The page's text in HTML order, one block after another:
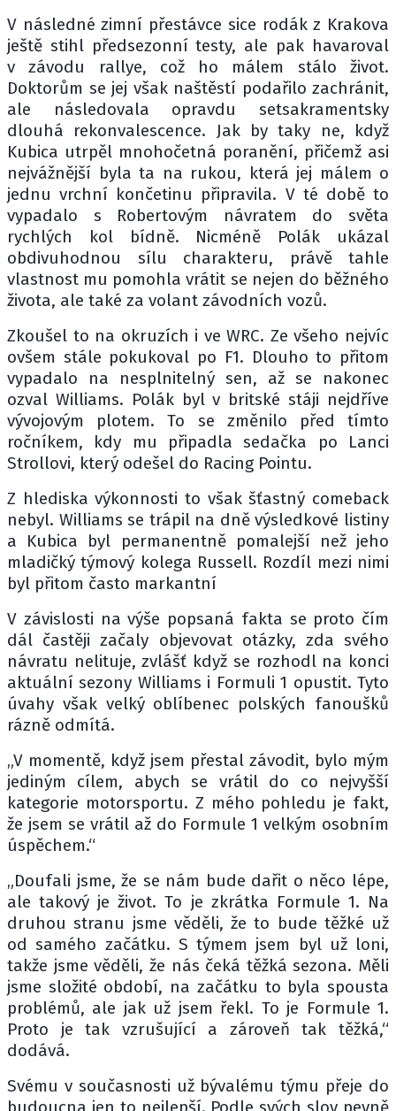
V následné zimní přestávce sice rodák z Krakova
ještě stihl předsezonní testy, ale pak havaroval
v závodu rallye, což ho málem stálo život.
Doktorům se jej však naštěstí podařilo zachránit,
ale následovala opravdu setsakramentsky
dlouhá rekonvalescence. Jak by taky ne, když
Kubica utrpěl mnohočetná poranění, přičemž asi
nejvážnější byla ta na rukou, která jej málem o
jednu vrchní končetinu připravila. V té době to
vypadalo s Robertovým návratem do světa
rychlých kol bídně. Nicméně Polák ukázal
obdivuhodnou sílu charakteru, právě tahle
vlastnost mu pomohla vrátit se nejen do běžného
života, ale také za volant závodních vozů.
Zkoušel to na okruzích i ve WRC. Ze všeho nejvíc
ovšem stále pokukoval po F1. Dlouho to přitom
vypadalo na nesplnitelný sen, až se nakonec
ozval Williams. Polák byl v britské stáji nejdříve
vývojovým plotem. To se změnilo před tímto
ročníkem, kdy mu připadla sedačka po Lanci
Strollovi, který odešel do Racing Pointu.
Z hlediska výkonnosti to však šťastný comeback
nebyl. Williams se trápil na dně výsledkové listiny
a Kubica byl permanentně pomalejší než jeho
mladičký týmový kolega Russell. Rozdíl mezi nimi
byl přitom často markantní
V závislosti na výše popsaná fakta se proto čím
dál častěji začaly objevovat otázky, zda svého
návratu nelituje, zvlášť když se rozhodl na konci
aktuální sezony Williams i Formuli 1 opustit. Tyto
úvahy však velký oblíbenec polských fanoušků
rázně odmítá.
„V momentě, když jsem přestal závodit, bylo mým
jediným cílem, abych se vrátil do co nejvyšší
kategorie motorsportu. Z mého pohledu je fakt,
že jsem se vrátil až do Formule 1 velkým osobním
úspěchem.“
„Doufali jsme, že se nám bude dařit o něco lépe,
ale takový je život. To je zkrátka Formule 1. Na
druhou stranu jsme věděli, že to bude těžké už
od samého začátku. S týmem jsem byl už loni,
takže jsme věděli, že nás čeká těžká sezona. Měli
jsme složité období, na začátku to byla spousta
problémů, ale jak už jsem řekl. To je Formule 1.
Proto je tak vzrušující a zároveň tak těžká,“
dodává.
Svému v současnosti už bývalému týmu přeje do